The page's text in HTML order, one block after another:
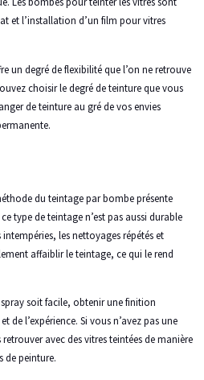
et l’installation d’un film pour vitres
un degré de flexibilité que l’on ne retrouve
choisir le degré de teinture que vous
de teinture au gré de vos envies
du teintage par bombe présente
type de teintage n’est pas aussi durable
les nettoyages répétés et
affaiblir le teintage, ce qui le rend
soit facile, obtenir une finition
de l’expérience. Si vous n’avez pas une
avec des vitres teintées de manière
de peinture.